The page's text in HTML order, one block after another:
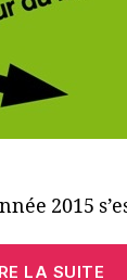
2015
LA SUITE